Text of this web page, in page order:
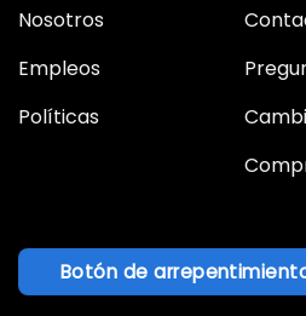
Nosotros
Empleos
Políticas
Botón de